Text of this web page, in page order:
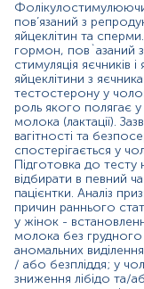
коли: - у жінки є
(аномальна
менструацій),
статевих органів,
терапії симптомів
моніторингу стану
чоловіків є ознаки
(гінекомастія), для
виявлення
Антимюлерівський
синтезується
кількість
призначається для
передбачити
полікістозу або
особливостей
проведення деяких
пов’язаний з
яйцеклітин та
гормон, пов`азаний
стимуляція яєчників
яйцеклітини з
тестостерону у
роль якого полягає
молока (лактації).
вагітності та
спостерігається у
Підготовка до тесту
відбирати в певний
пацієнтки. Аналіз
причин раннього
у жінок -
молока без грудного
аномальних виділення
/ або безпліддя; у
зниження лібідо та/